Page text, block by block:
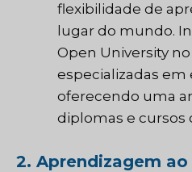
flexibilidade de
lugar do mundo.
Open University
especializadas em
oferecendo uma
diplomas e cursos
2. Aprendizagem